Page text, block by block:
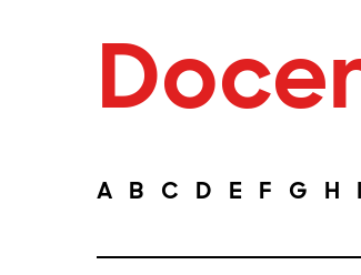
A B C D E F G H I